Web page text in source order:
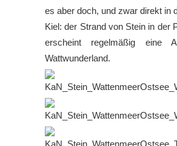
es aber doch, und zwar direkt in
Kiel: der Strand von Stein in der
erscheint regelmäßig eine
Wattwunderland.